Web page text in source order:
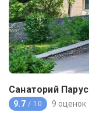
Санаторий Парус
9.7 / 10 9 оценок